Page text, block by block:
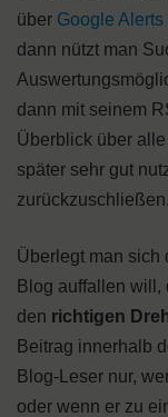
über Google Alerts
dann nützt man
dann mit seinem
Überblick über
später sehr gut
zurückzuschließen.
Überlegt man sich
Blog auffallen
den richtigen
Beitrag innerhalb
Blog-Leser nur,
oder wenn er zu